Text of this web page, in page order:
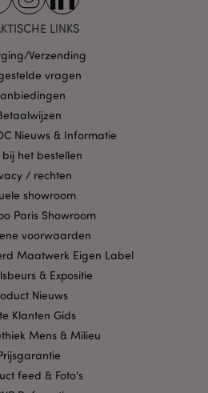
LINKS
Verzending
vragen
Nieuws & Informatie
bij het bestellen
/ rechten
showroom
Paris Showroom
voorwaarden
Maatwerk Eigen Label
& Expositie
Nieuws
Klanten Gids
Mens & Milieu
feed & Foto's
Prestatie
cookies maken
de website mogelijk, zoals
en accountbeheer. Zonder
kan de website niet
Provider
Privacybeleid van